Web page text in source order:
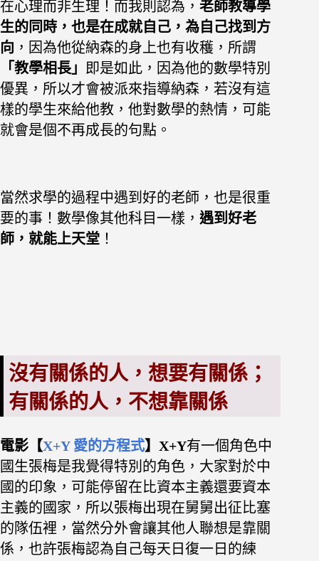
在心理而非生理！ 而我則認為， 老師教導學
生的同時，也是在成就自己，為自己找到方
向 ，因為他從納森的身上也有收穫，所謂
「教學相長 」 即是如此，因為他的數學特別
優異，所以才會被派來指導納森，若沒有這
樣的學生來給他教，他對數學的熱情，可能
就會是個不再成長的句點。
當然求學的過程中遇到好的老師，也是很重
要的事！數學像其他科目一樣， 遇到好老
師，就能上天堂 ！
沒有關係的人，想要有關係；
有關係的人，不想靠關係
電影【X+Y 愛的方程式】X+Y有一個角色中
國生張梅是我覺得特別的角色，大家對於中
國的印象，可能停留在比資本主義還要資本
主義的國家，所以張梅出現在舅舅出征比塞
的隊伍裡，當然分外會讓其他人聯想是靠關
係，也許張梅認為自己每天日復一日的練